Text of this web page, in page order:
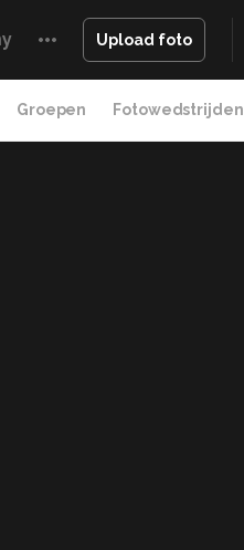
Upload foto
Groepen Fotowedstrijden